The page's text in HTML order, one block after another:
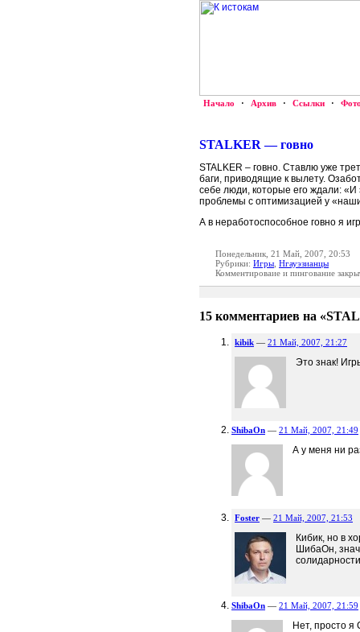
Начало · Архив · Ссылки ·
STALKER — говно
STALKER – говно. Ставлю уже
баги, приводящие к вылету.
себе люди, которые его ждали:
проблемы с оптимизацией у
А в неработоспособное говно я
Понедельник, 21 Май, 2007, 20:53
Рубрики: Игры Нгауэзианцы
Комментироваие и пингование
15 комментариев на
kibik — 21 Май, 2007, 21:27
Это знак!
ShibaOn — 21 Май, 2007, 21:49
А у меня ни
Foster — 21 Май, 2007, 21:53
Кибик, но в
ШибаОн,
ShibaOn — 21 Май, 2007, 21:59
Нет, просто я